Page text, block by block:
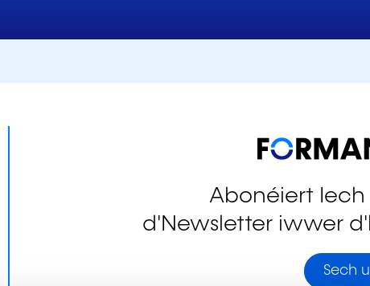
Abonéiert Iech
d'Newsletter iwwer
Sech